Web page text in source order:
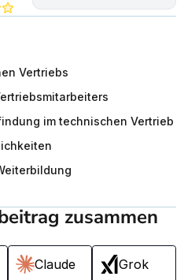
Vertriebs
im technischen Vertrieb
zusammen
Claude Grok